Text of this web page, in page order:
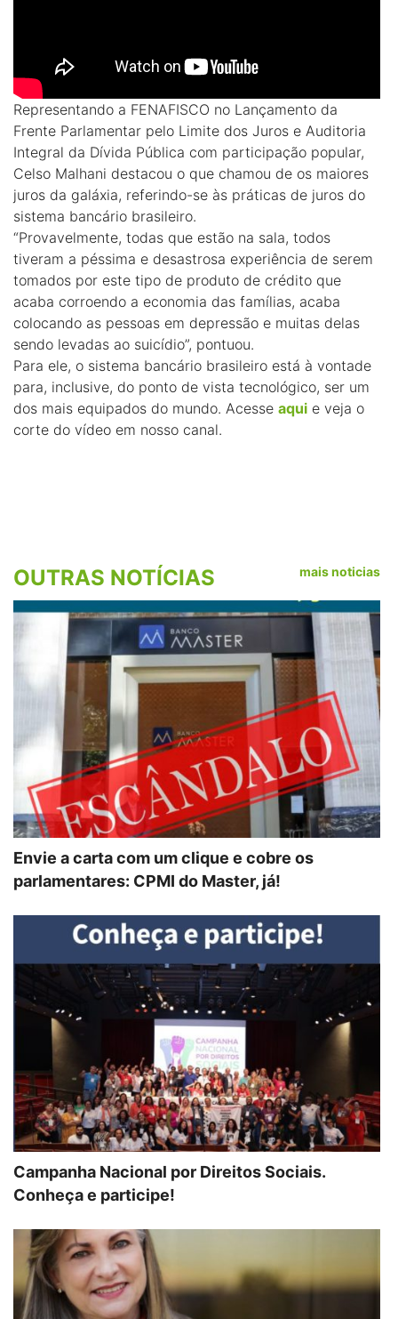
Representando a FENAFISCO no Lançamento da
Frente Parlamentar pelo Limite dos Juros e Auditoria
Integral da Dívida Pública com participação popular,
Celso Malhani destacou o que chamou de os maiores
juros da galáxia, referindo-se às práticas de juros do
sistema bancário brasileiro.
“Provavelmente, todas que estão na sala, todos
tiveram a péssima e desastrosa experiência de serem
tomados por este tipo de produto de crédito que
acaba corroendo a economia das famílias, acaba
colocando as pessoas em depressão e muitas delas
sendo levadas ao suicídio”, pontuou.
Para ele, o sistema bancário brasileiro está à vontade
para, inclusive, do ponto de vista tecnológico, ser um
dos mais equipados do mundo. Acesse aqui e veja o
corte do vídeo em nosso canal.
OUTRAS NOTÍCIAS mais noticias
Envie a carta com um clique e cobre os
parlamentares: CPMI do Master, já!
Campanha Nacional por Direitos Sociais.
Conheça e participe!